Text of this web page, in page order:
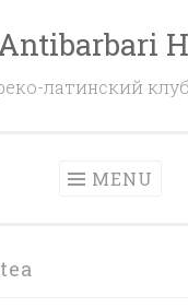
латинский
MENU